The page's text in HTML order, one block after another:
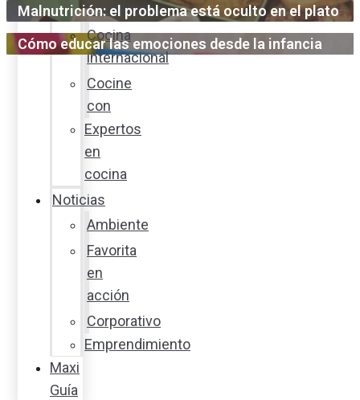
ecuatoriana
Cocina
internacional
Cocine
con
Expertos
en
cocina
Noticias
Ambiente
Favorita
en
acción
Corporativo
Emprendimiento
Maxi
Guía
Malnutrición: el problema está oculto en el plato
Cómo educar las emociones desde la infancia